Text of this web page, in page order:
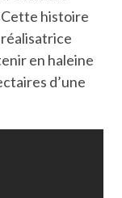
Cette histoire
en haleine
d’une